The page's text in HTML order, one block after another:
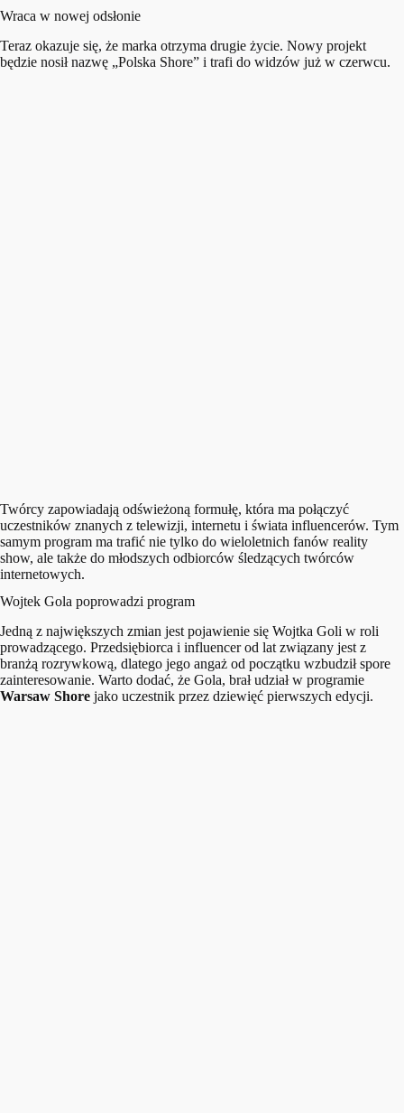
Wraca w nowej odsłonie
Teraz okazuje się, że marka otrzyma drugie życie. Nowy projekt
będzie nosił nazwę „Polska Shore” i trafi do widzów już w czerwcu.
Twórcy zapowiadają odświeżoną formułę, która ma połączyć
uczestników znanych z telewizji, internetu i świata influencerów. Tym
samym program ma trafić nie tylko do wieloletnich fanów reality
show, ale także do młodszych odbiorców śledzących twórców
internetowych.
Wojtek Gola poprowadzi program
Jedną z największych zmian jest pojawienie się Wojtka Goli w roli
prowadzącego. Przedsiębiorca i influencer od lat związany jest z
branżą rozrywkową, dlatego jego angaż od początku wzbudził spore
zainteresowanie. Warto dodać, że Gola, brał udział w programie
Warsaw Shore jako uczestnik przez dziewięć pierwszych edycji.